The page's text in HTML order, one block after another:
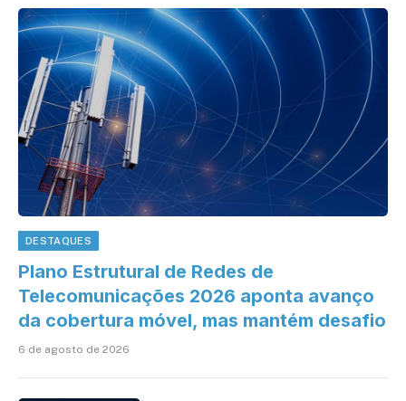
DESTAQUES
Plano Estrutural de Redes de
Telecomunicações 2026 aponta avanço
da cobertura móvel, mas mantém desafio
6 de agosto de 2026